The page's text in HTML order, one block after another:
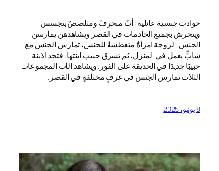
حوادث جنسية عائلية: أبٌ منحرفٌ ومتلصصٌ يتجسس
ويتحرش بجميع الخادمات في القصر ويشاهدهن يمارسن
الجنس. الزوجة امرأةٌ متعطشةٌ للجنس، تمارس الجنس مع
شابٍّ يعمل في المنزل، ثم تسرق حبيب ابنتها، فتجد الابنة
حبيبًا جديدًا في الحديقة على الفور. ويشاهد الأب المجموعات
الثلاث تمارس الجنس في غرفٍ مختلفةٍ في القصر.
8 يونيو، 2025